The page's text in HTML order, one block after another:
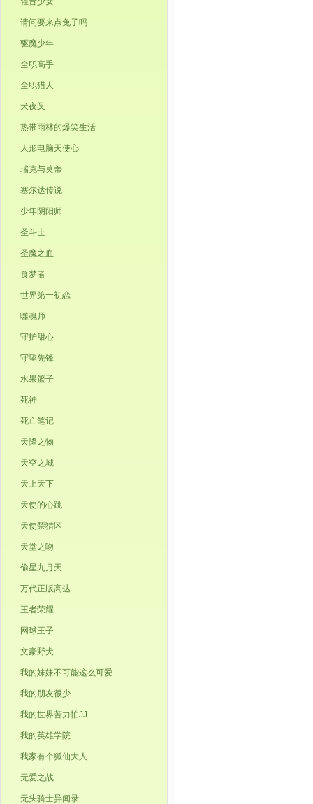
请问要来点兔子吗
驱魔少年
全职高手
全职猎人
犬夜叉
热带雨林的爆笑生活
人形电脑天使心
瑞克与莫蒂
塞尔达传说
少年阴阳师
圣斗士
圣魔之血
食梦者
世界第一初恋
噬魂师
守护甜心
守望先锋
水果篮子
死神
死亡笔记
天降之物
天空之城
天上天下
天使的心跳
天使禁猎区
天堂之吻
偷星九月天
万代正版高达
王者荣耀
网球王子
文豪野犬
我的妹妹不可能这么可爱
我的朋友很少
我的世界苦力怕JJ
我的英雄学院
我家有个狐仙大人
无爱之战
无头骑士异闻录